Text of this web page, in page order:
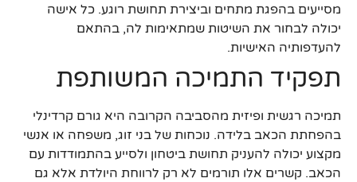
מסייעים בהפגת מתחים וביצירת תחושת רוגע. כל אישה
יכולה לבחור את השיטות שמתאימות לה, בהתאם
להעדפותיה האישיות.
תפקיד התמיכה המשותפת
תמיכה רגשית ופיזית מהסביבה הקרובה היא גורם קרדינלי
בהפחתת הכאב בלידה. נוכחות של בני זוג, משפחה או אנשי
מקצוע יכולה להעניק תחושת ביטחון ולסייע בהתמודדות עם
הכאב. קשרים אלו תורמים לא רק לרווחת היולדת אלא גם